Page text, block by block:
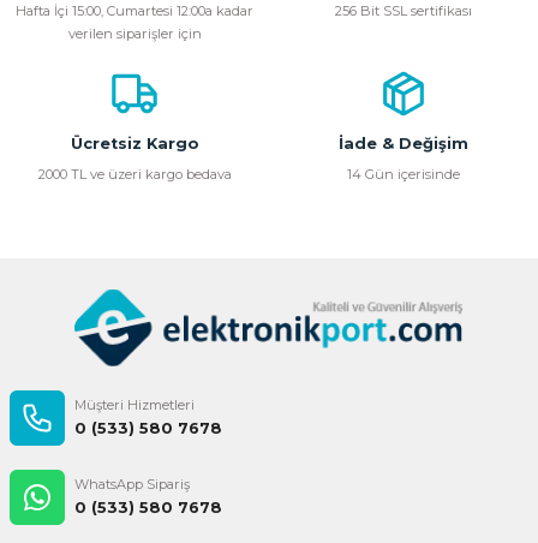
Ürün açıklamasında eksik bilgiler bulunuyor.
Ürün bilgilerinde hatalar bulunuyor.
Ürün fiyatı diğer sitelerden daha pahalı.
Bu ürüne benzer farklı alternatifler olmalı.
Hafta İçi 15:00, Cumartesi 12:00a kadar
verilen siparişler için
256 Bit SSL sertifikası
Ücretsiz Kargo
2000 TL ve üzeri kargo bedava
İade & Değişim
14 Gün içerisinde
Müşteri Hizmetleri
0 (533) 580 7678
WhatsApp Sipariş
0 (533) 580 7678